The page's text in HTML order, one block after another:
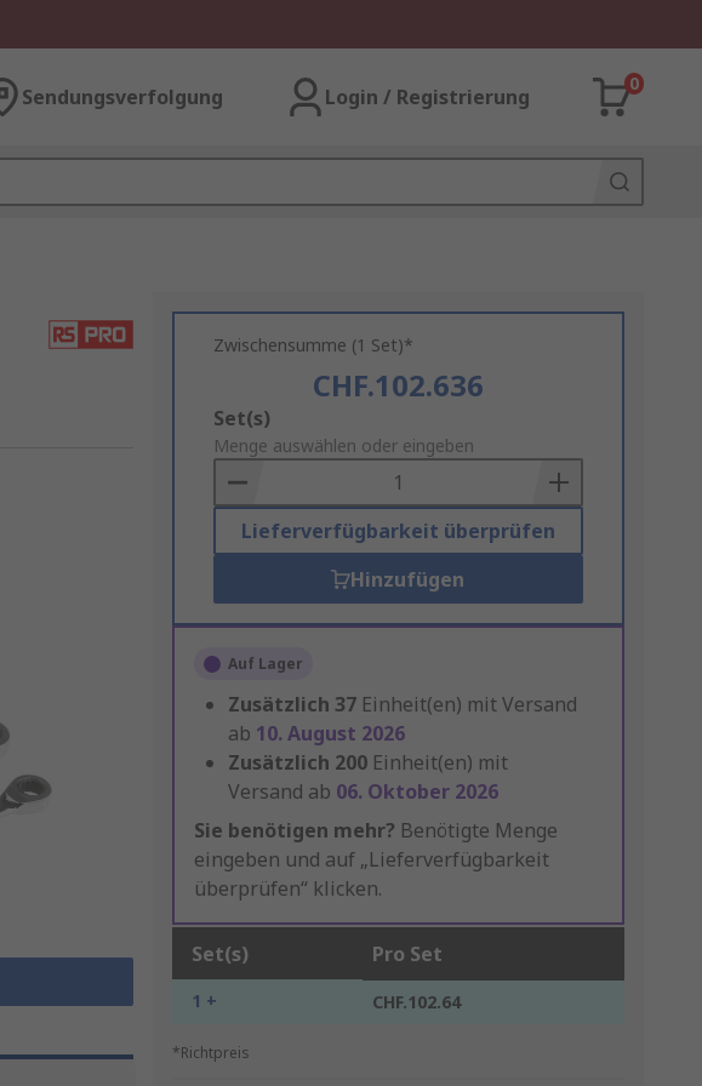
Sendungsverfolgung Login / Registrierung
0
Zwischensumme (1 Set)*
CHF.102.636
Add
to
Basket
Set(s)
Menge auswählen oder eingeben
Lieferverfügbarkeit überprüfen
Hinzufügen
Auf Lager
Zusätzlich 37 Einheit(en) mit Versand
ab 10. August 2026
Zusätzlich 200 Einheit(en) mit
Versand ab 06. Oktober 2026
Sie benötigen mehr? Benötigte Menge
eingeben und auf „Lieferverfügbarkeit
überprüfen“ klicken.
Set(s) Pro Set
1 + CHF.102.64
*Richtpreis